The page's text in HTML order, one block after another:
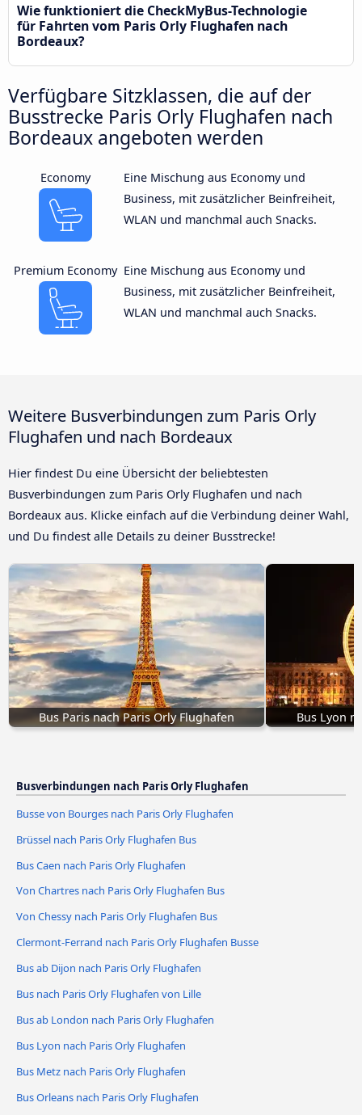
Wie funktioniert die CheckMyBus-Technologie
für Fahrten vom Paris Orly Flughafen nach
Bordeaux?
Verfügbare Sitzklassen, die auf der
Busstrecke Paris Orly Flughafen nach
Bordeaux angeboten werden
Economy
Eine Mischung aus Economy und
Business, mit zusätzlicher Beinfreiheit,
WLAN und manchmal auch Snacks.
Premium Economy Eine Mischung aus Economy und
Business, mit zusätzlicher Beinfreiheit,
WLAN und manchmal auch Snacks.
Weitere Busverbindungen zum Paris Orly
Flughafen und nach Bordeaux
Hier findest Du eine Übersicht der beliebtesten
Busverbindungen zum Paris Orly Flughafen und nach
Bordeaux aus. Klicke einfach auf die Verbindung deiner Wahl,
und Du findest alle Details zu deiner Busstrecke!
Bus Paris nach Paris Orly Flughafen Bus Lyon
Busverbindungen nach Paris Orly Flughafen
Busse von Bourges nach Paris Orly Flughafen
Brüssel nach Paris Orly Flughafen Bus
Bus Caen nach Paris Orly Flughafen
Von Chartres nach Paris Orly Flughafen Bus
Von Chessy nach Paris Orly Flughafen Bus
Clermont-Ferrand nach Paris Orly Flughafen Busse
Bus ab Dijon nach Paris Orly Flughafen
Bus nach Paris Orly Flughafen von Lille
Bus ab London nach Paris Orly Flughafen
Bus Lyon nach Paris Orly Flughafen
Bus Metz nach Paris Orly Flughafen
Bus Orleans nach Paris Orly Flughafen